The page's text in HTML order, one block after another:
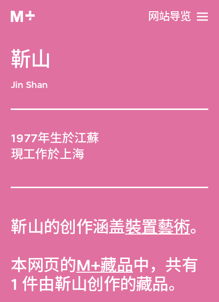
网站导览
靳山
Jin Shan
1977年生於江蘇
現工作於上海
靳山的创作涵盖裝置藝術。
本网页的M+藏品中，共有
1 件由靳山创作的藏品。